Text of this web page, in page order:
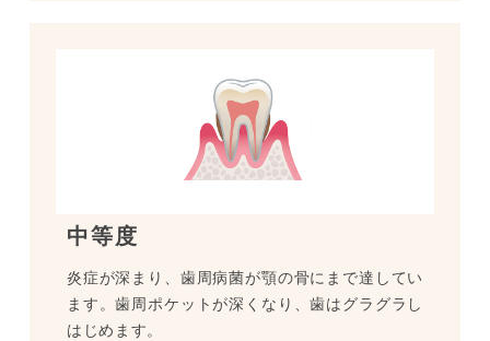
中等度
炎症が深まり、歯周病菌が顎の骨にまで達してい
ます。歯周ポケットが深くなり、歯はグラグラし
はじめます。